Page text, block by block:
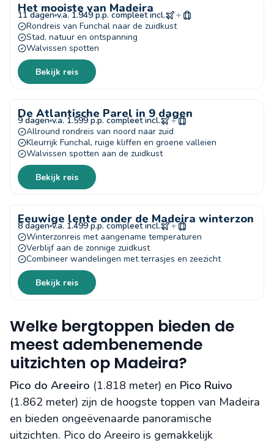
Het mooiste van Madeira
11 dagen v.a. 1.949 p.p. compleet incl.
Rondreis van Funchal naar de zuidkust
Stad, natuur en ontspanning
Walvissen spotten
Bekijk reis
De Atlantische Parel in 9 dagen
9 dagen v.a. 1.599 p.p. compleet incl.
Allround rondreis van noord naar zuid
Kleurrijk Funchal, ruige kliffen en groene valleien
Walvissen spotten aan de zuidkust
Bekijk reis
Eeuwige lente onder de Madeira winterzon
8 dagen v.a. 1.499 p.p. compleet incl.
Winterzonreis met aangename temperaturen
Verblijf aan de zonnige zuidkust
Combineer wandelingen met terrasjes en zeezicht
Bekijk reis
Welke bergtoppen bieden de
meest adembenemende
uitzichten op Madeira?
Pico do Areeiro (1.818 meter) en Pico Ruivo
(1.862 meter) zijn de hoogste toppen van Madeira
en bieden ongeëvenaarde panoramische
uitzichten. Pico do Areeiro is gemakkelijk